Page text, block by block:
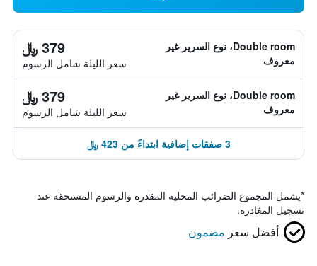
Double room، نوع السرير غير
معروف
379 ﷼
سعر الليلة شامل الرسوم
Double room، نوع السرير غير
معروف
379 ﷼
سعر الليلة شامل الرسوم
3 صفقات إضافية ابتداءً من 423 ﷼
*يشمل المجموع الضرائب المحلية المقدرة والرسوم المستحقة عند
تسجيل المغادرة.
أفضل سعر مضمون